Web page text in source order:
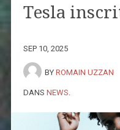
Tesla
SEP 10, 2025
BY ROMAIN UZZAN
DANS NEWS